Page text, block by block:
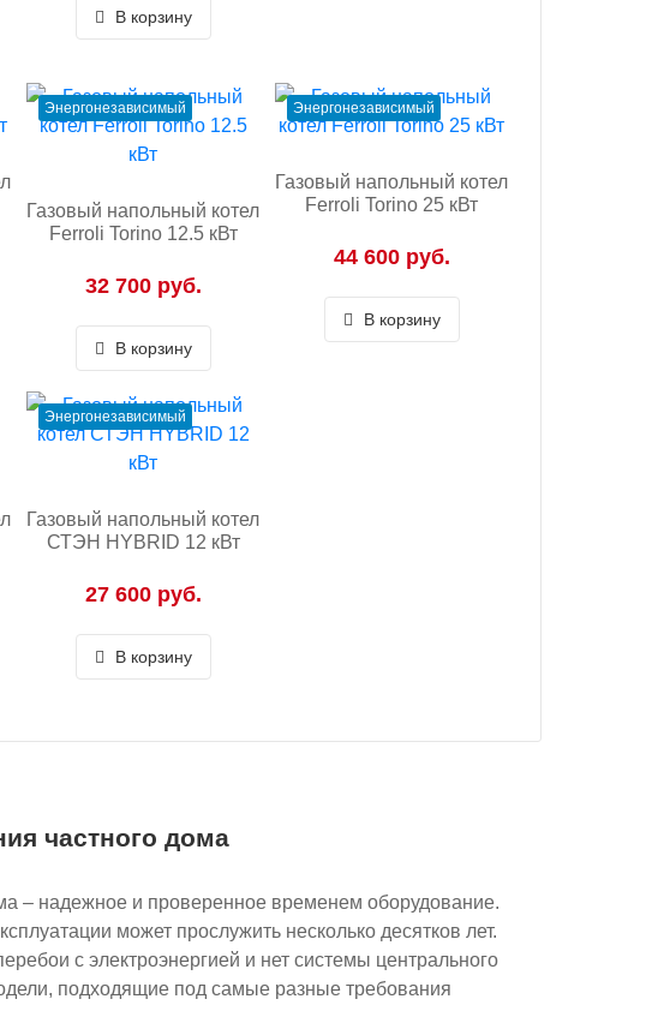
В корзину
Энергонезависимый
Газовый напольный котел
Ferroli Torino 12.5 кВт
32 700 руб.
В корзину
Энергонезависимый
Газовый напольный котел
Ferroli Torino 25 кВт
44 600 руб.
В корзину
Энергонезависимый
Газовый напольный котел
СТЭН HYBRID 12 кВт
27 600 руб.
В корзину
частного дома
– надежное и проверенное временем оборудование.
может прослужить несколько десятков лет.
с электроэнергией и нет системы центрального
подходящие под самые разные требования